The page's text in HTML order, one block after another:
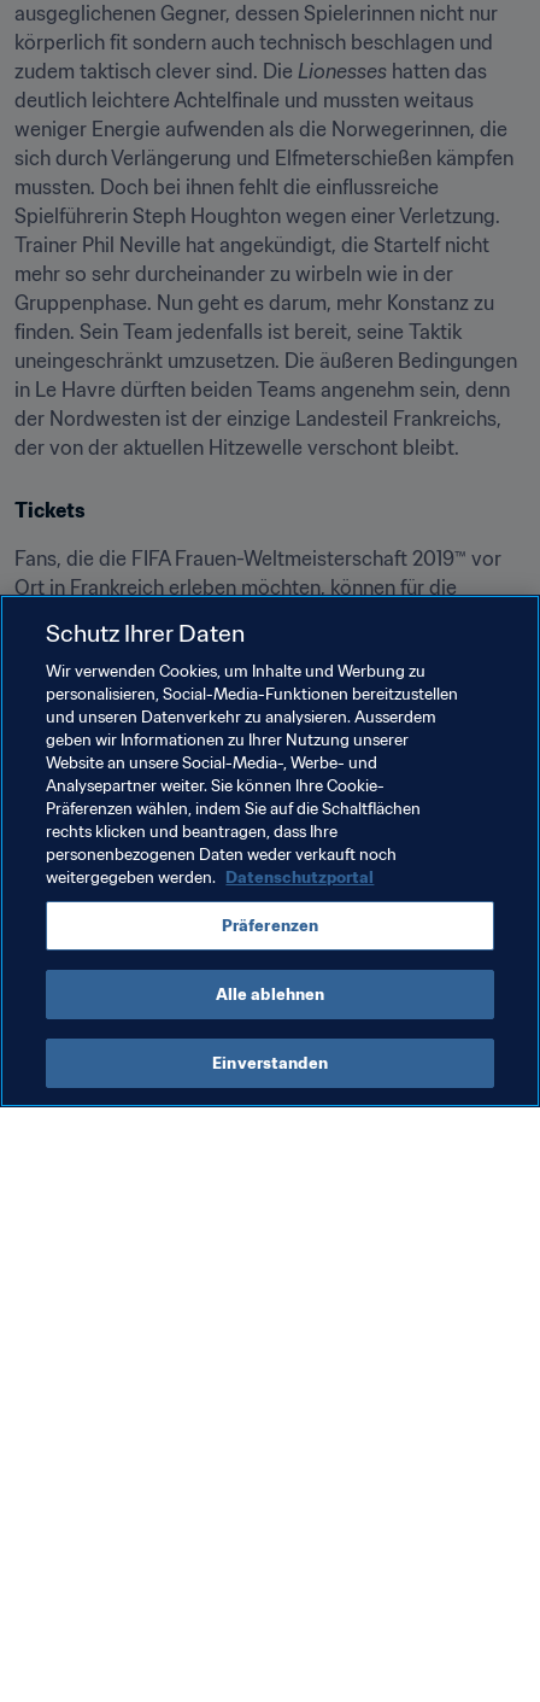
ausgeglichenen Gegner, dessen Spielerinnen nicht nur
körperlich fit sondern auch technisch beschlagen und
zudem taktisch clever sind. Die Lionesses hatten das
deutlich leichtere Achtelfinale und mussten weitaus
weniger Energie aufwenden als die Norwegerinnen, die
sich durch Verlängerung und Elfmeterschießen kämpfen
mussten. Doch bei ihnen fehlt die einflussreiche
Spielführerin Steph Houghton wegen einer Verletzung.
Trainer Phil Neville hat angekündigt, die Startelf nicht
mehr so sehr durcheinander zu wirbeln wie in der
Gruppenphase. Nun geht es darum, mehr Konstanz zu
finden. Sein Team jedenfalls ist bereit, seine Taktik
uneingeschränkt umzusetzen. Die äußeren Bedingungen
in Le Havre dürften beiden Teams angenehm sein, denn
der Nordwesten ist der einzige Landesteil Frankreichs,
der von der aktuellen Hitzewelle verschont bleibt.
Tickets
Fans, die die FIFA Frauen-Weltmeisterschaft 2019™ vor
Ort in Frankreich erleben möchten, können für die
unter www.fifa.com/tickets erwerben, ebenso wie bei
den Ticket-Verkaufsstellen direkt an den Stadien.
Die FIFA Frauen-Weltmeisterschaft™ verfolgen
Die FIFA Frauen-WM 2019 auf Twitter | Facebook
Instagram
Verwandte Themen
FIFA Frauen-Weltmeisterschaft Frankreich 2019
Schutz Ihrer Daten
Wir verwenden Cookies, um Inhalte und Werbung zu
personalisieren, Social-Media-Funktionen bereitzustellen
und unseren Datenverkehr zu analysieren. Ausserdem
geben wir Informationen zu Ihrer Nutzung unserer
Website an unsere Social-Media-, Werbe- und
Analysepartner weiter. Sie können Ihre Cookie-
Präferenzen wählen, indem Sie auf die Schaltflächen
rechts klicken und beantragen, dass Ihre
personenbezogenen Daten weder verkauft noch
weitergegeben werden. Datenschutzportal
Präferenzen
Alle ablehnen
Einverstanden